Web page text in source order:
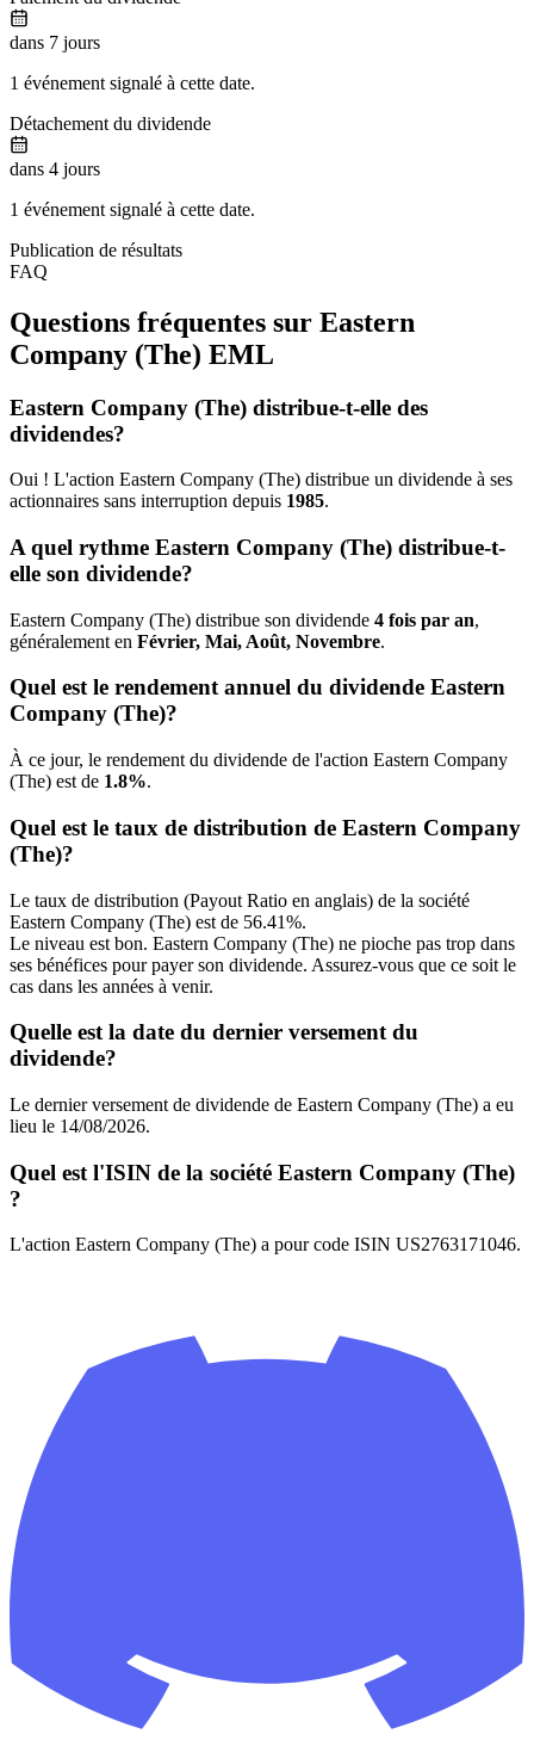
dans 7 jours
1 événement signalé à cette date.
Détachement du dividende
dans 4 jours
1 événement signalé à cette date.
Publication de résultats
FAQ
Questions fréquentes sur Eastern
Company (The) EML
Eastern Company (The) distribue-t-elle des
dividendes?
Oui ! L'action Eastern Company (The) distribue un dividende à ses
actionnaires sans interruption depuis 1985.
A quel rythme Eastern Company (The) distribue-t-
elle son dividende?
Eastern Company (The) distribue son dividende 4 fois par an,
généralement en Février, Mai, Août, Novembre.
Quel est le rendement annuel du dividende Eastern
Company (The)?
À ce jour, le rendement du dividende de l'action Eastern Company
(The) est de 1.8%.
Quel est le taux de distribution de Eastern Company
(The)?
Le taux de distribution (Payout Ratio en anglais) de la société
Eastern Company (The) est de 56.41%.
Le niveau est bon. Eastern Company (The) ne pioche pas trop dans
ses bénéfices pour payer son dividende. Assurez-vous que ce soit le
cas dans les années à venir.
Quelle est la date du dernier versement du
dividende?
Le dernier versement de dividende de Eastern Company (The) a eu
lieu le 14/08/2026.
Quel est l'ISIN de la société Eastern Company (The)
?
L'action Eastern Company (The) a pour code ISIN US2763171046.